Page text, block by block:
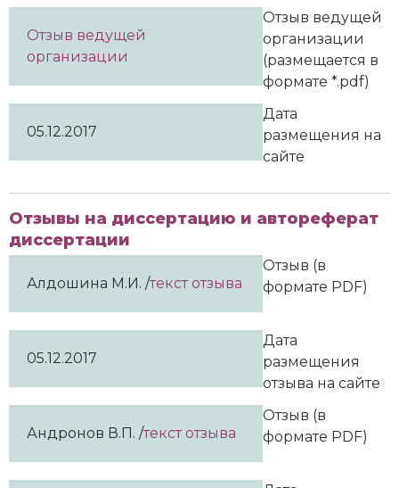
Отзыв ведущей
организации
Отзыв ведущей
организации
(размещается в
формате *.pdf)
05.12.2017
Дата
размещения на
сайте
Отзывы на диссертацию и автореферат
диссертации
Алдошина М.И. /текст отзыва
Отзыв (в
формате PDF)
05.12.2017
Дата
размещения
отзыва на сайте
Андронов В.П. /текст отзыва
Отзыв (в
формате PDF)